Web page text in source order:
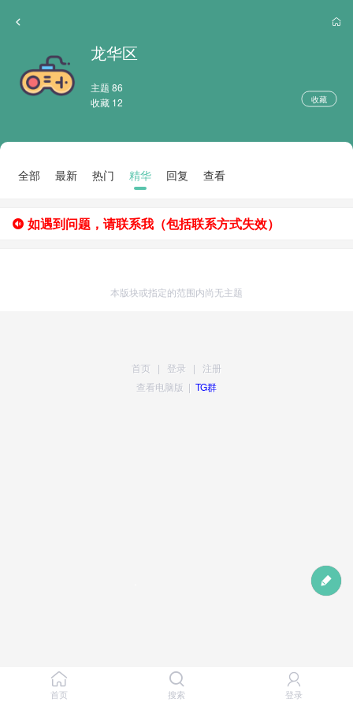
龙华区
主题 86
收藏 12
收藏
全部 最新 热门 精华 回复 查看
如遇到问题，请联系我（包括联系方式失效）
本版块或指定的范围内尚无主题
首页 搜索 登录
首页 | 登录 | 注册
查看电脑版 | TG群